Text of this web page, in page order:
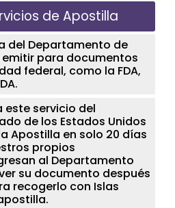
de Apostilla
del Departamento de
para documentos
federal, como la FDA,
este servicio del
de los Estados Unidos
Apostilla en solo 20 días
propios
al Departamento
su documento después
recogerlo con Islas